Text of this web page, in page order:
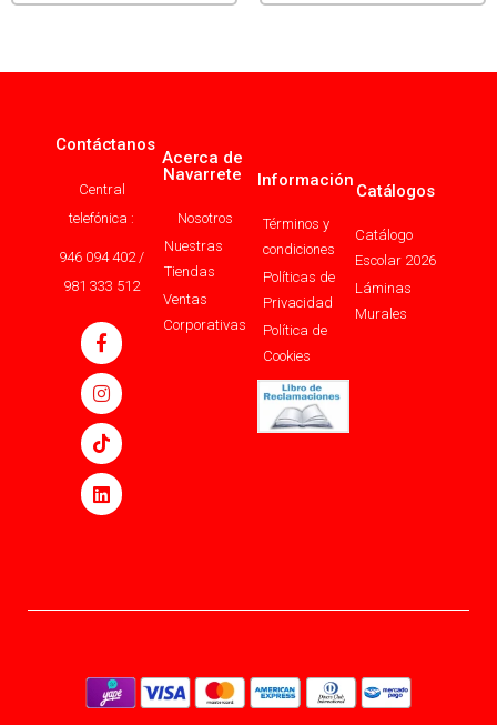
Contáctanos
Central
telefónica :
946 094 402 /
981 333 512
Acerca de
Navarrete
Nosotros
Nuestras
Tiendas
Ventas
Corporativas
Información
Términos y
condiciones
Políticas de
Privacidad
Política de
Cookies
Catálogos
Catálogo
Escolar 2026
Láminas
Murales